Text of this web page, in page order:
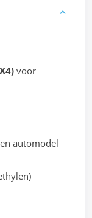
voor
automodel